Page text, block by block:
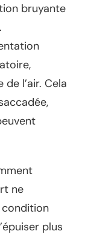
bruyante
l’air. Cela
ne
condition
plus